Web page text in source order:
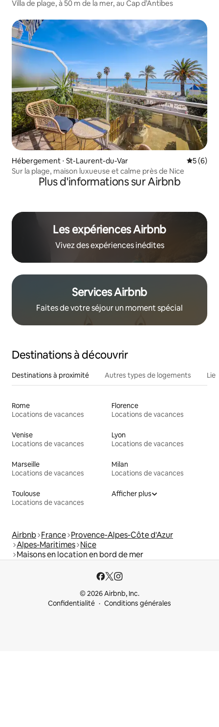
Villa de plage, à 50 m de la mer, au Cap d’Antibes
Hébergement ⋅ St-Laurent-du-Var
5 (6)
Sur la plage, maison luxueuse et calme près de Nice
Plus d'informations sur Airbnb
Les expériences Airbnb
Vivez des expériences inédites
Services Airbnb
Faites de votre séjour un moment spécial
Destinations à découvrir
Destinations à proximité Autres types de logements
Rome
Locations de vacances
Florence
Locations de vacances
Venise
Locations de vacances
Lyon
Locations de vacances
Marseille
Locations de vacances
Milan
Locations de vacances
Toulouse
Locations de vacances
Afficher plus
Airbnb France Provence-Alpes-Côte d'Azur
Alpes-Maritimes Nice
Maisons en location en bord de mer
© 2026 Airbnb, Inc.
Confidentialité
Conditions générales